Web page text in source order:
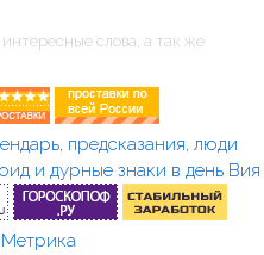
слова, а так же